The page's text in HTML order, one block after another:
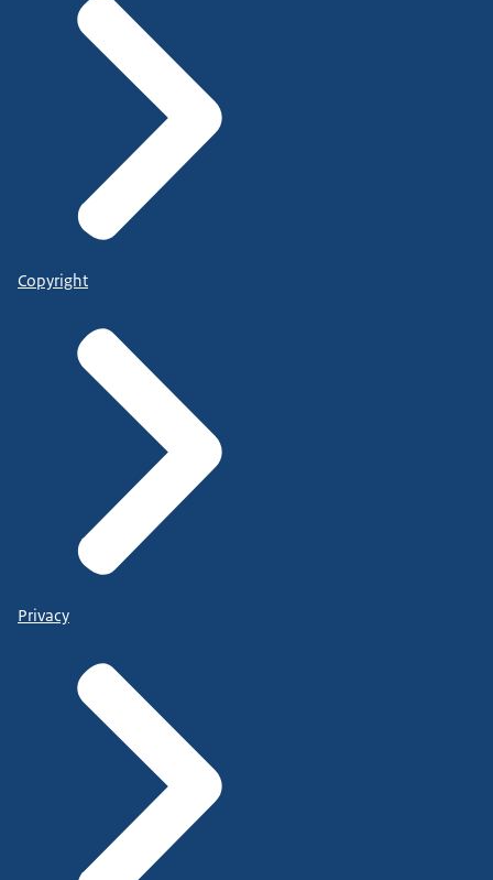
Copyright
Privacy